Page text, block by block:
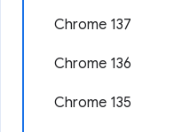
Chrome 137
Chrome 136
Chrome 135